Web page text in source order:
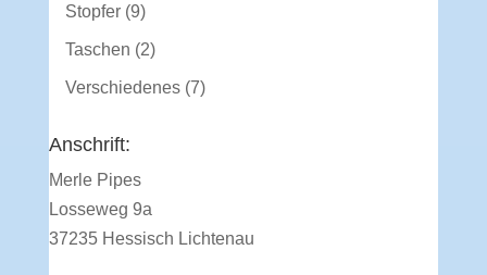
Stopfer 99
Produkte
Taschen 22
Produkte
Verschiedenes 77
Anschrift:
Merle Pipes
Losseweg 9a
37235 Hessisch Lichtenau